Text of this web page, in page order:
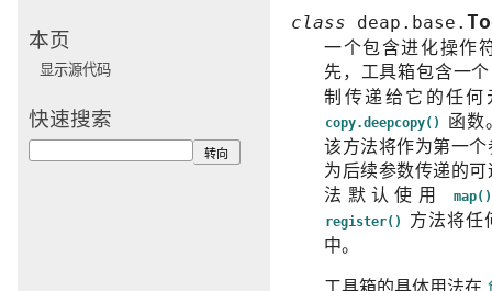
class deap.base.
一个包含进化操作
先，工具箱包含一
制传递给它的任
copy.deepcopy()
函数
该方法将作为第一
为后续参数传递的
法默认使用
map()
register()
方法将任
中。
本页
显示源代码
快速搜索